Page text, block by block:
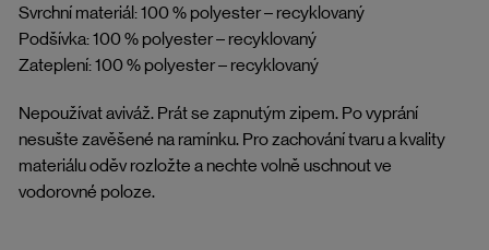
Svrchní materiál: 100 % polyester – recyklovaný
Podšívka: 100 % polyester – recyklovaný
Zateplení: 100 % polyester – recyklovaný
Nepoužívat aviváž. Prát se zapnutým zipem. Po vyprání
nesušte zavěšené na ramínku. Pro zachování tvaru a kvality
materiálu oděv rozložte a nechte volně uschnout ve
vodorovné poloze.